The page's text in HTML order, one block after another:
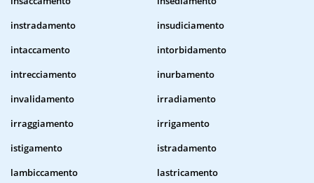
instradamento
insudiciamento
intaccamento
intorbidamento
intrecciamento
inurbamento
invalidamento
irradiamento
irraggiamento
irrigamento
istigamento
istradamento
lambiccamento
lastricamento